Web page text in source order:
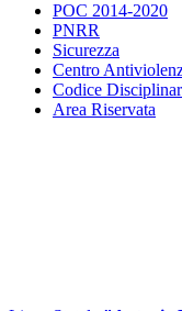
POC 2014-2020
PNRR
Sicurezza
Centro
Codice
Area Riservata